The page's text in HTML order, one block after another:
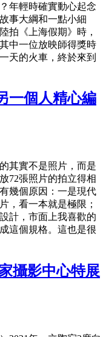
年輕時確實動心起念
事大綱和一點小細
拍《上海假期》時，
中一位放映師得獎時
天的火車，終於來到
一個人精心編
其實不是照片，而是
72張照片的拍立得相
幾個原因：一是現代
，看一本就是極限；
計，市面上我喜歡的
這個規格。這也是很
攝影中心特展